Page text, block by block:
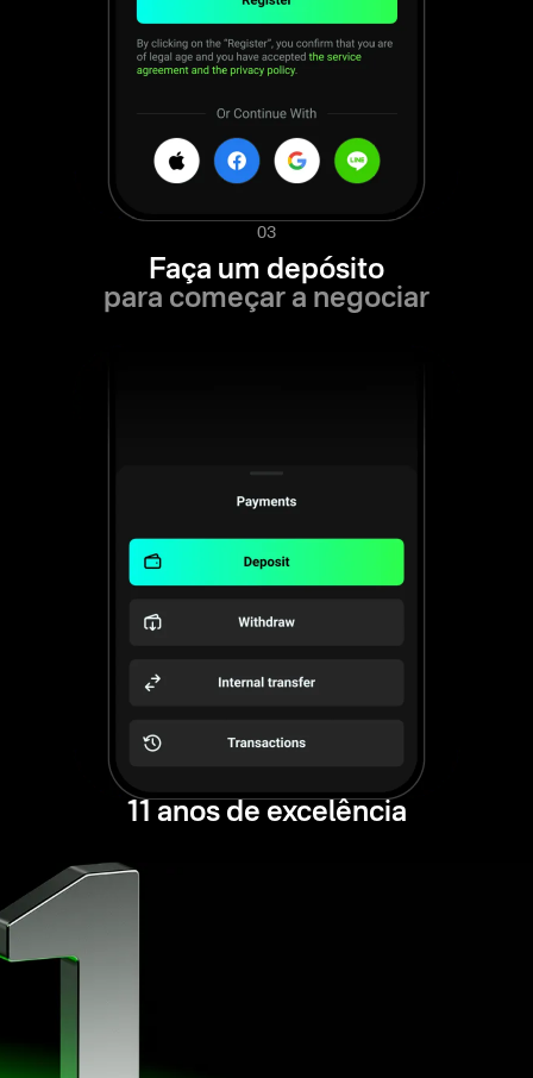
03
Faça um depósito
para começar a negociar
11 anos de excelência